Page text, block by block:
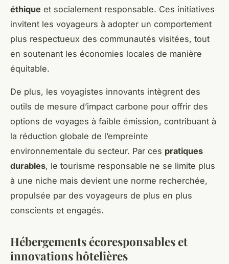
éthique et socialement responsable. Ces initiatives
invitent les voyageurs à adopter un comportement
plus respectueux des communautés visitées, tout
en soutenant les économies locales de manière
équitable.
De plus, les voyagistes innovants intègrent des
outils de mesure d’impact carbone pour offrir des
options de voyages à faible émission, contribuant à
la réduction globale de l’empreinte
environnementale du secteur. Par ces pratiques
durables, le tourisme responsable ne se limite plus
à une niche mais devient une norme recherchée,
propulsée par des voyageurs de plus en plus
conscients et engagés.
Hébergements écoresponsables et
innovations hôtelières